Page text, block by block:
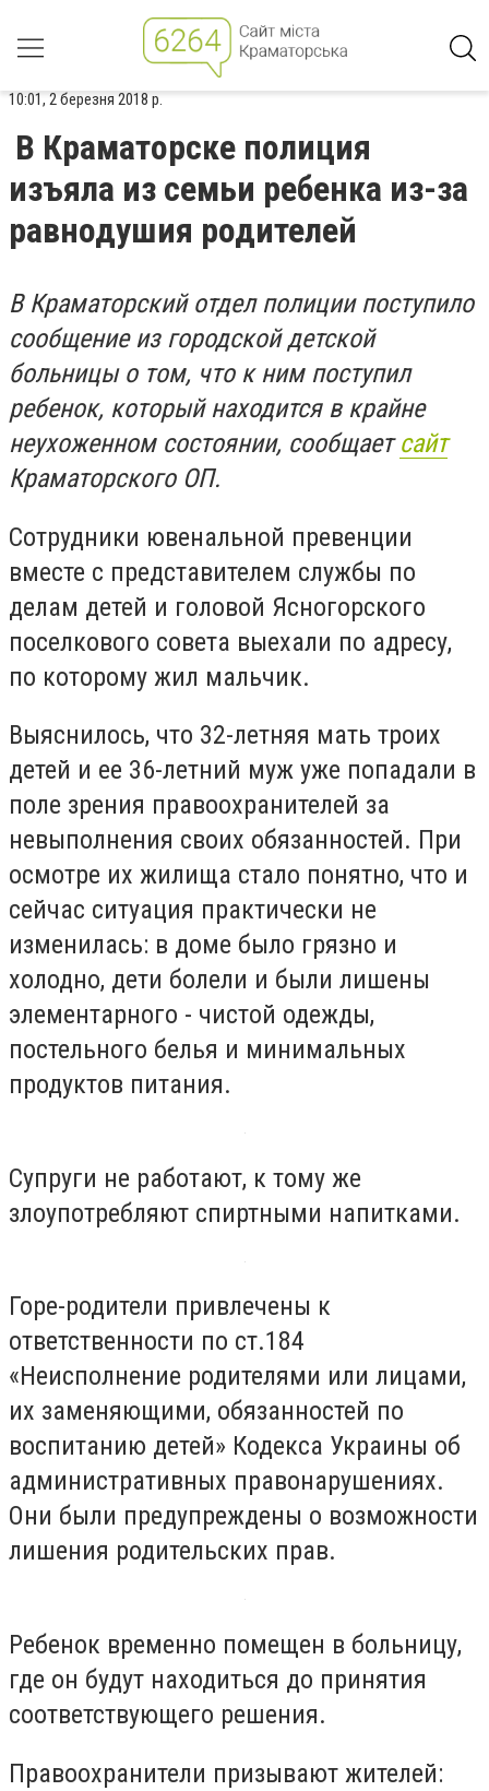
10:01, 2 березня 2018 р.
В Краматорске полиция
изъяла из семьи ребенка из-за
равнодушия родителей
В Краматорский отдел полиции поступило
сообщение из городской детской
больницы о том, что к ним поступил
ребенок, который находится в крайне
неухоженном состоянии, сообщаетсайт
Краматорского ОП.
Сотрудники ювенальной превенции
вместе с представителем службы по
делам детей и головой Ясногорского
поселкового совета выехали по адресу,
по которому жил мальчик.
Выяснилось, что 32-летняя мать троих
детей и ее 36-летний муж уже попадали в
поле зрения правоохранителей за
невыполнения своих обязанностей. При
осмотре их жилища стало понятно, что и
сейчас ситуация практически не
изменилась: в доме было грязно и
холодно, дети болели и были лишены
элементарного - чистой одежды,
постельного белья и минимальных
продуктов питания.
Супруги не работают, к тому же
злоупотребляют спиртными напитками.
Горе-родители привлечены к
ответственности по ст.184
«Неисполнение родителями или лицами,
их заменяющими, обязанностей по
воспитанию детей» Кодекса Украины об
административных правонарушениях.
Они были предупреждены о возможности
лишения родительских прав.
Ребенок временно помещен в больницу,
где он будут находиться до принятия
соответствующего решения.
Правоохранители призывают жителей: